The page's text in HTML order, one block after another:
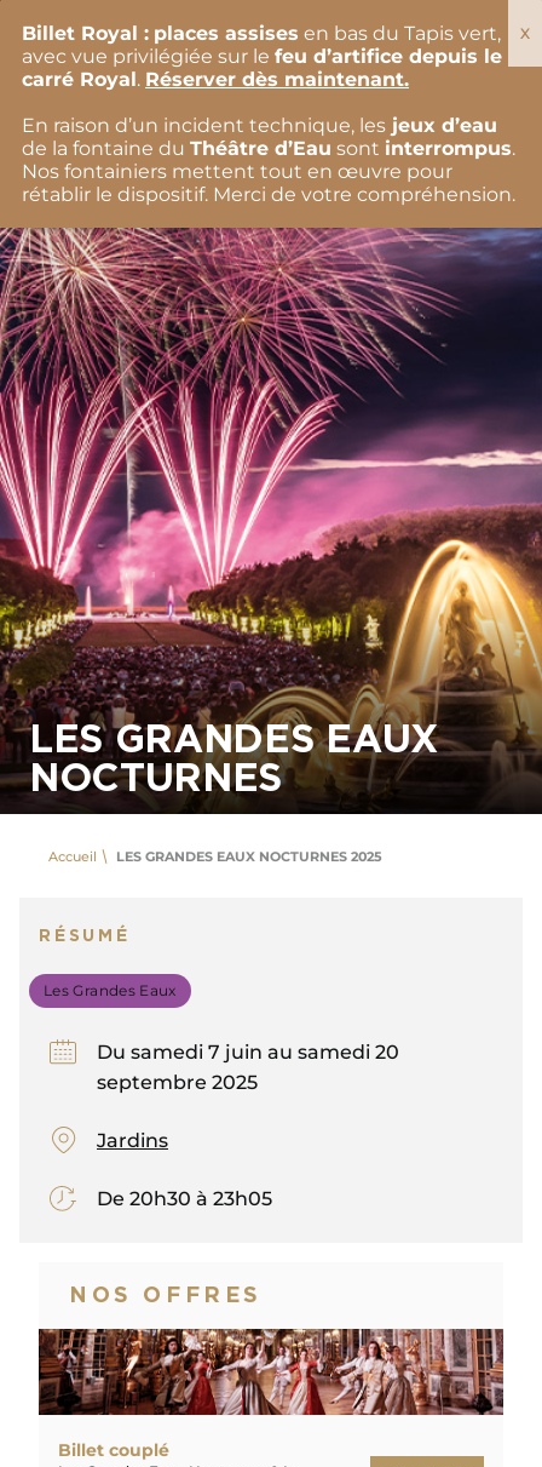
contenu
OPÉRA ROYAL
LES GRANDES EAUX
NOCTURNES
Accueil LES GRANDES EAUX NOCTURNES 2025
RÉSUMÉ
Les Grandes Eaux
Du samedi 7 juin au samedi 20
septembre 2025
Jardins
De 20h30 à 23h05
NOS OFFRES
Billet couplé
Billet Royal : places assises en bas du Tapis vert,
avec vue privilégiée sur le feu d’artifice depuis le
carré Royal. Réserver dès maintenant.
En raison d’un incident technique, les jeux d’eau
de la fontaine du Théâtre d’Eau sont interrompus.
Nos fontainiers mettent tout en œuvre pour
rétablir le dispositif. Merci de votre compréhension.